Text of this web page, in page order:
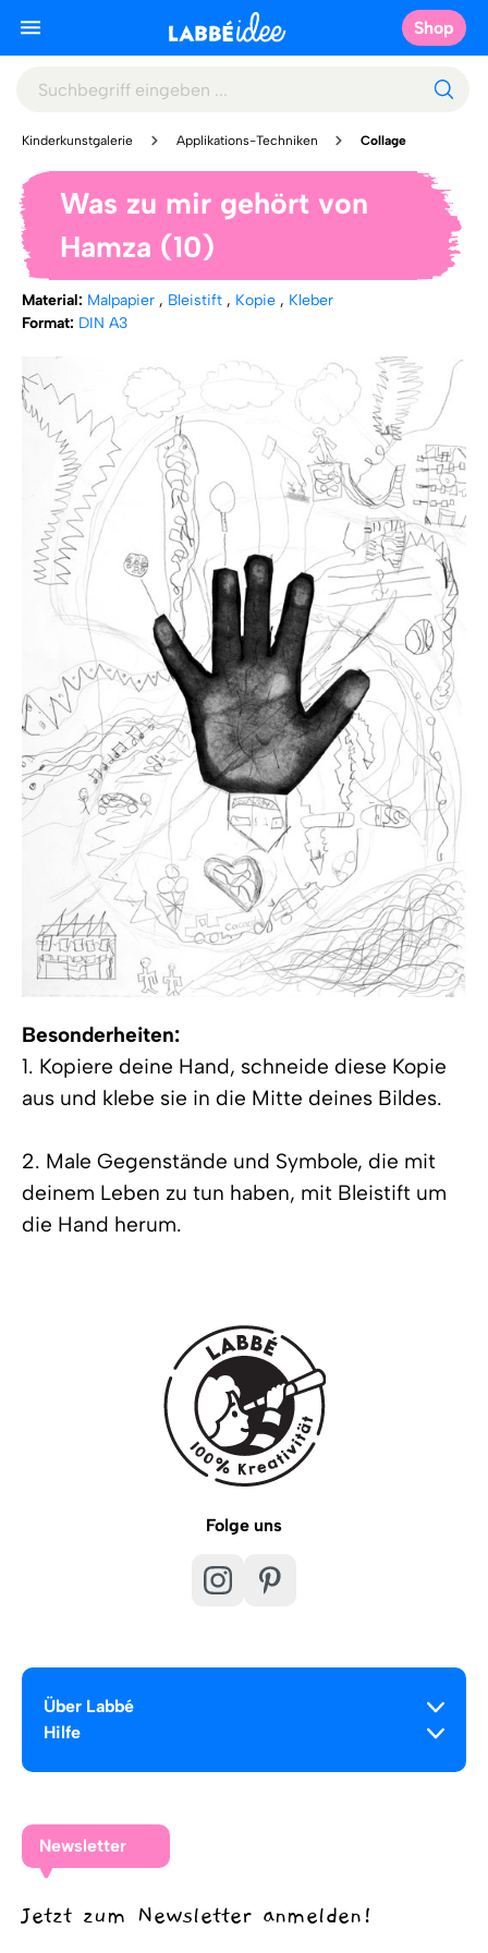
Shop
Kinderkunstgalerie Applikations-Techniken Collage
Was zu mir gehört von
Hamza (10)
Material: Malpapier , Bleistift , Kopie , Kleber
Format: DIN A3
Besonderheiten:
1. Kopiere deine Hand, schneide diese Kopie
aus und klebe sie in die Mitte deines Bildes.
2. Male Gegenstände und Symbole, die mit
deinem Leben zu tun haben, mit Bleistift um
die Hand herum.
Folge uns
Über Labbé
Hilfe
Newsletter
Jetzt zum Newsletter anmelden!